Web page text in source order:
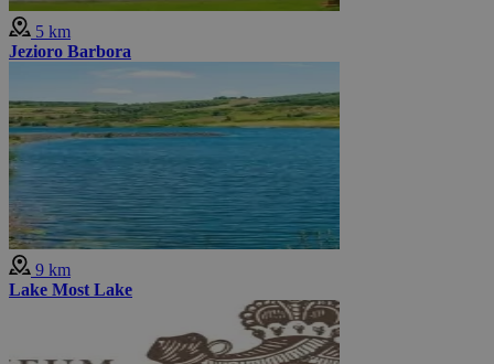
5 km
Jezioro Barbora
9 km
Lake Most Lake